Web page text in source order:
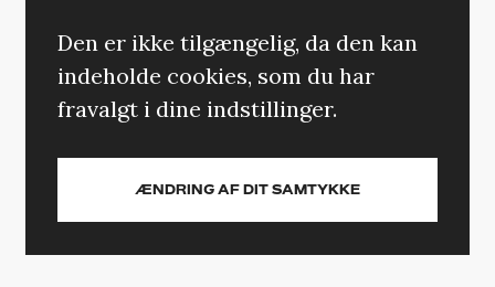
Den er ikke tilgængelig, da den kan
indeholde cookies, som du har
fravalgt i dine indstillinger.
ÆNDRING AF DIT SAMTYKKE